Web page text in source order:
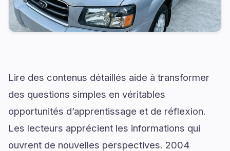
Lire des contenus détaillés aide à transformer
des questions simples en véritables
opportunités d’apprentissage et de réflexion.
Les lecteurs apprécient les informations qui
ouvrent de nouvelles perspectives. 2004